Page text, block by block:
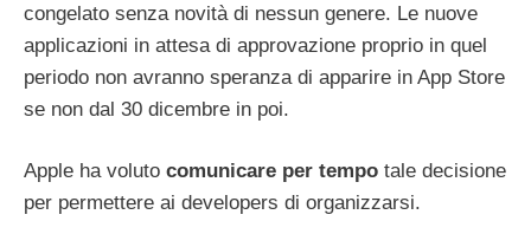
congelato senza novità di nessun genere. Le nuove
applicazioni in attesa di approvazione proprio in quel
periodo non avranno speranza di apparire in App Store
se non dal 30 dicembre in poi.
Apple ha voluto comunicare per tempo tale decisione
per permettere ai developers di organizzarsi.